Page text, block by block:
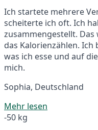
Ich startete mehrere
scheiterte ich oft. Ich
zusammengestellt.
das Kalorienzählen.
was ich esse und auf
mich.
Sophia, Deutschland
Mehr lesen
-50 kg